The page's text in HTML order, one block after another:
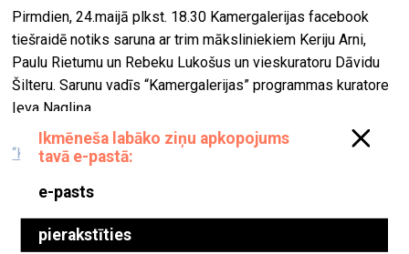
Pirmdien, 24.maijā plkst. 18.30 Kamergalerijas facebook
tiešraidē notiks saruna ar trim māksliniekiem Keriju Arni,
Paulu Rietumu un Rebeku Lukošus un vieskuratoru Dāvidu
Šilteru. Sarunu vadīs “Kamergalerijas” programmas kuratore
Ieva Nagliņa.
“Kamergalerija”
Miķeļa Mūrnieka personālizstāde “Visual pleasure